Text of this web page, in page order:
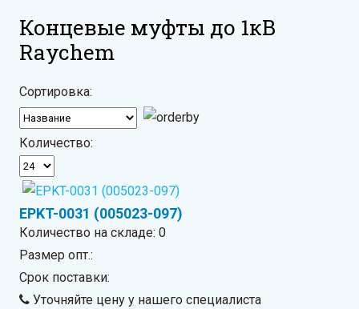
Концевые муфты до 1кВ
Raychem
Сортировка:
Количество:
EPKT-0031 (005023-097)
Количество на складе:0
Размер опт.:
Срок поставки:
Уточняйте цену у нашего специалиста